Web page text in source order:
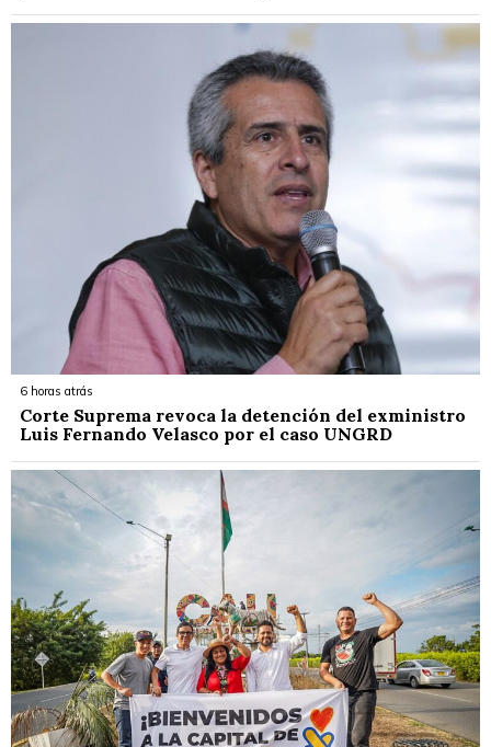
6 horas atrás
Corte Suprema revoca la detención del exministro
Luis Fernando Velasco por el caso UNGRD